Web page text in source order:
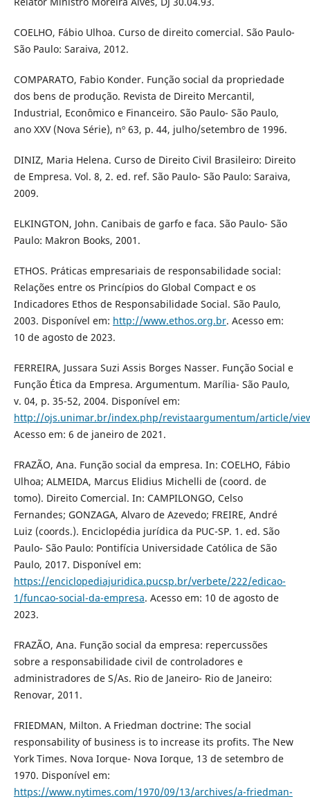
COELHO, Fábio Ulhoa. Curso de direito comercial. São Paulo-
São Paulo: Saraiva, 2012.
COMPARATO, Fabio Konder. Função social da propriedade
dos bens de produção. Revista de Direito Mercantil,
Industrial, Econômico e Financeiro. São Paulo- São Paulo,
ano XXV (Nova Série), nº 63, p. 44, julho/setembro de 1996.
DINIZ, Maria Helena. Curso de Direito Civil Brasileiro: Direito
de Empresa. Vol. 8, 2. ed. ref. São Paulo- São Paulo: Saraiva,
2009.
ELKINGTON, John. Canibais de garfo e faca. São Paulo- São
Paulo: Makron Books, 2001.
ETHOS. Práticas empresariais de responsabilidade social:
Relações entre os Princípios do Global Compact e os
Indicadores Ethos de Responsabilidade Social. São Paulo,
2003. Disponível em: http://www.ethos.org.br. Acesso em:
10 de agosto de 2023.
FERREIRA, Jussara Suzi Assis Borges Nasser. Função Social e
Função Ética da Empresa. Argumentum. Marília- São Paulo,
v. 04, p. 35-52, 2004. Disponível em:
http://ojs.unimar.br/index.php/revistaargumentum/article/
Acesso em: 6 de janeiro de 2021.
FRAZÃO, Ana. Função social da empresa. In: COELHO, Fábio
Ulhoa; ALMEIDA, Marcus Elidius Michelli de (coord. de
tomo). Direito Comercial. In: CAMPILONGO, Celso
Fernandes; GONZAGA, Alvaro de Azevedo; FREIRE, André
Luiz (coords.). Enciclopédia jurídica da PUC-SP. 1. ed. São
Paulo- São Paulo: Pontifícia Universidade Católica de São
Paulo, 2017. Disponível em:
https://enciclopediajuridica.pucsp.br/verbete/222/edicao-
1/funcao-social-da-empresa. Acesso em: 10 de agosto de
2023.
FRAZÃO, Ana. Função social da empresa: repercussões
sobre a responsabilidade civil de controladores e
administradores de S/As. Rio de Janeiro- Rio de Janeiro:
Renovar, 2011.
FRIEDMAN, Milton. A Friedman doctrine: The social
responsability of business is to increase its profits. The New
York Times. Nova Iorque- Nova Iorque, 13 de setembro de
1970. Disponível em:
https://www.nytimes.com/1970/09/13/archives/a-friedman-